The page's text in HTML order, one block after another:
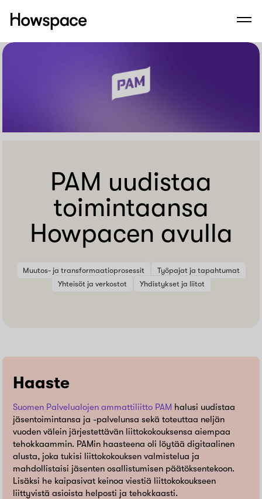
Siirry
Howspace
PAM uudistaa
toimintaansa
Howpacen avulla
Muutos- ja transformaatioprosessit
Työpajat ja tapahtumat
Yhteisöt ja verkostot
Yhdistykset ja liitot
Haaste
Suomen Palvelualojen ammattiliitto PAM halusi uudistaa
jäsentoimintansa ja -palvelunsa sekä toteuttaa neljän
vuoden välein järjestettävän liittokokouksensa aiempaa
tehokkaammin. PAMin haasteena oli löytää digitaalinen
alusta, joka tukisi liittokokouksen valmistelua ja
mahdollistaisi jäsenten osallistumisen päätöksentekoon.
Lisäksi he kaipasivat keinoa viestiä liittokokoukseen
liittyvistä asioista helposti ja tehokkaasti.